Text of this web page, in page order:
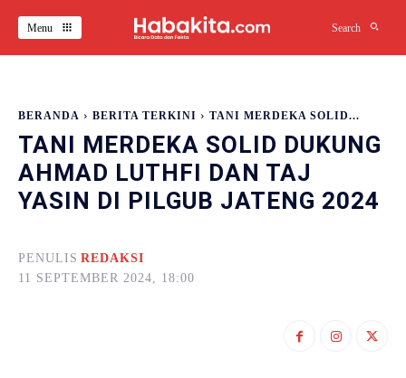
Menu Search
BERANDA BERITA TERKINI TANI MERDEKA SOLID...
TANI MERDEKA SOLID DUKUNG
AHMAD LUTHFI DAN TAJ
YASIN DI PILGUB JATENG 2024
PENULIS REDAKSI
11 SEPTEMBER 2024, 18:00